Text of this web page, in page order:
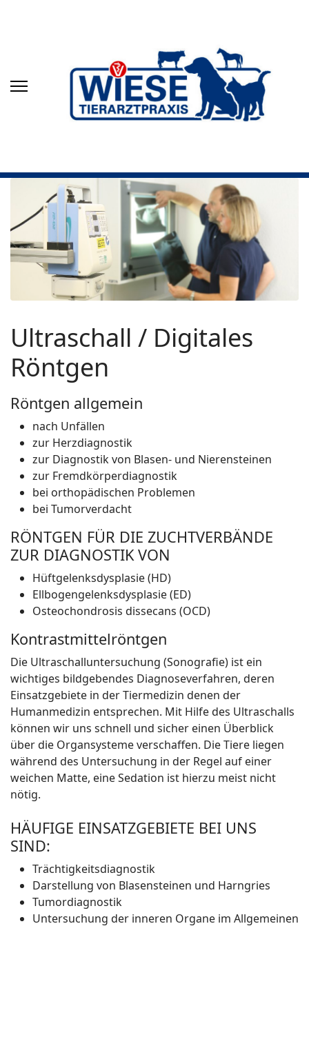
Ultraschall / Digitales
Röntgen
Röntgen allgemein
nach Unfällen
zur Herzdiagnostik
zur Diagnostik von Blasen- und Nierensteinen
zur Fremdkörperdiagnostik
bei orthopädischen Problemen
bei Tumorverdacht
RÖNTGEN FÜR DIE ZUCHTVERBÄNDE
ZUR DIAGNOSTIK VON
Hüftgelenksdysplasie (HD)
Ellbogengelenksdysplasie (ED)
Osteochondrosis dissecans (OCD)
Kontrastmittelröntgen
Die Ultraschalluntersuchung (Sonografie) ist ein
wichtiges bildgebendes Diagnoseverfahren, deren
Einsatzgebiete in der Tiermedizin denen der
Humanmedizin entsprechen. Mit Hilfe des Ultraschalls
können wir uns schnell und sicher einen Überblick
über die Organsysteme verschaffen. Die Tiere liegen
während des Untersuchung in der Regel auf einer
weichen Matte, eine Sedation ist hierzu meist nicht
nötig.
HÄUFIGE EINSATZGEBIETE BEI UNS
SIND:
Trächtigkeitsdiagnostik
Darstellung von Blasensteinen und Harngries
Tumordiagnostik
Untersuchung der inneren Organe im Allgemeinen